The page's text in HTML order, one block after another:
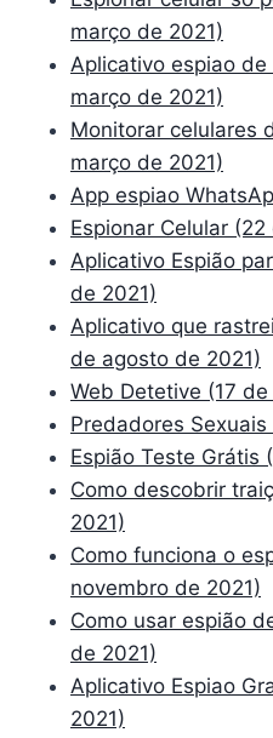
março de 2021)
Aplicativo espiao
março de 2021)
Monitorar celulares
março de 2021)
App espiao
Espionar Celular
Aplicativo Espião
de 2021)
Aplicativo que
de agosto de 2021)
Web Detetive (17
Predadores
Espião Teste Grátis
Como descobrir
2021)
Como funciona o
novembro de 2021)
Como usar espião
de 2021)
Aplicativo Espiao
2021)